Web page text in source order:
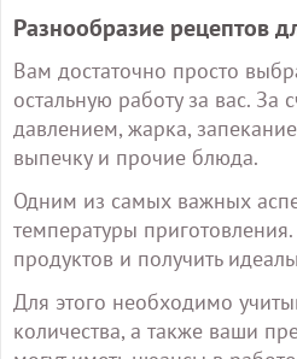
Разнообразие рецептов
Вам достаточно просто
остальную работу за вас.
давлением, жарка,
выпечку и прочие блюда.
Одним из самых важных
температуры
продуктов и получить
Для этого необходимо
количества, а также ваши